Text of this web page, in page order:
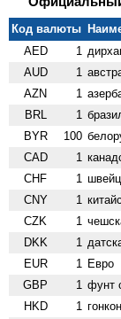
Код валюты
AED
1
AUD 1
AZN 1
BRL 1
BYR 100
CAD 1
CHF 1
CNY 1
CZK 1
DKK 1
EUR 1 Евро
GBP 1 фунт
HKD 1